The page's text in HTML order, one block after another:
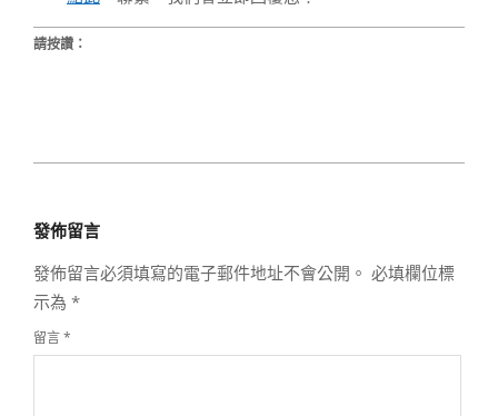
請按讚：
29
發佈留言
發佈留言必須填寫的電子郵件地址不會公開。 必填欄位標
示為 *
留言*